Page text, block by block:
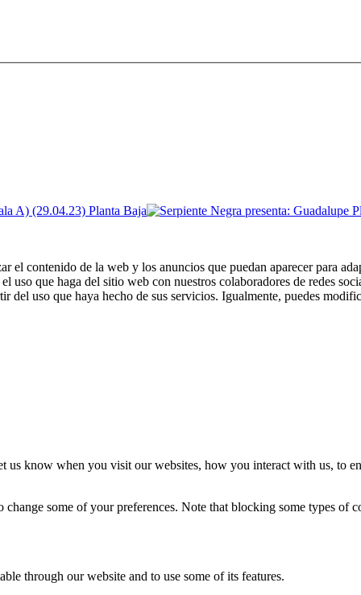
contenido de la web y los anuncios que puedan aparecer para
que haga del sitio web con nuestros colaboradores de redes
del uso que haya hecho de sus servicios. Igualmente, puedes
us know when you visit our websites, how you interact with us, to
some of your preferences. Note that blocking some types of
through our website and to use some of its features.